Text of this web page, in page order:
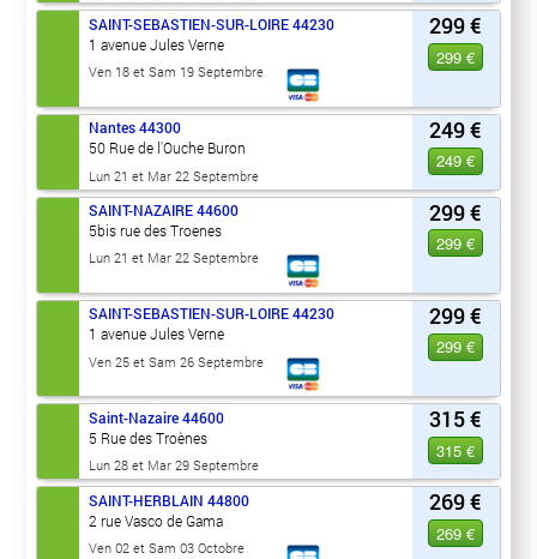
299 €
299 €
SAINT-SEBASTIEN-SUR-LOIRE 44230
1 avenue Jules Verne
Ven 18 et Sam 19 Septembre
249 €
249 €
Nantes 44300
50 Rue de l'Ouche Buron
Lun 21 et Mar 22 Septembre
299 €
299 €
SAINT-NAZAIRE 44600
5bis rue des Troenes
Lun 21 et Mar 22 Septembre
299 €
299 €
SAINT-SEBASTIEN-SUR-LOIRE 44230
1 avenue Jules Verne
Ven 25 et Sam 26 Septembre
315 €
315 €
Saint-Nazaire 44600
5 Rue des Troènes
Lun 28 et Mar 29 Septembre
269 €
269 €
SAINT-HERBLAIN 44800
2 rue Vasco de Gama
Ven 02 et Sam 03 Octobre